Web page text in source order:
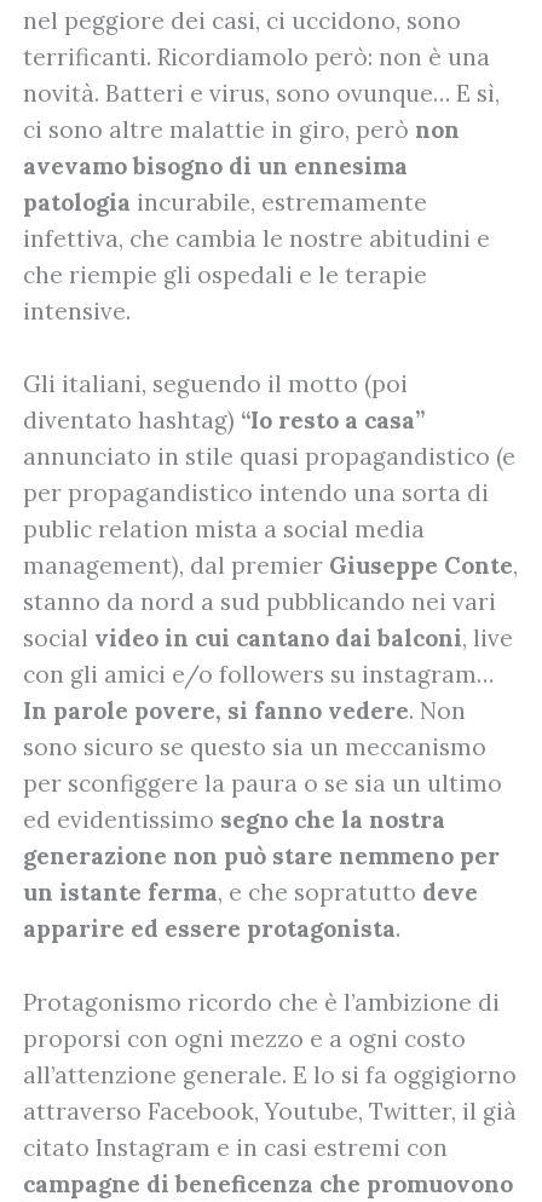
nel peggiore dei casi, ci uccidono, sono
terrificanti. Ricordiamolo però: non è una
novità. Batteri e virus, sono ovunque… E sì,
ci sono altre malattie in giro, però non
avevamo bisogno di un ennesima
patologia incurabile, estremamente
infettiva, che cambia le nostre abitudini e
che riempie gli ospedali e le terapie
intensive.
Gli italiani, seguendo il motto (poi
diventato hashtag) “Io resto a casa”
annunciato in stile quasi propagandistico (e
per propagandistico intendo una sorta di
public relation mista a social media
management), dal premier Giuseppe Conte,
stanno da nord a sud pubblicando nei vari
social video in cui cantano dai balconi, live
con gli amici e/o followers su instagram…
In parole povere, si fanno vedere. Non
sono sicuro se questo sia un meccanismo
per sconfiggere la paura o se sia un ultimo
ed evidentissimo segno che la nostra
generazione non può stare nemmeno per
un istante ferma, e che sopratutto deve
apparire ed essere protagonista.
Protagonismo ricordo che è l’ambizione di
proporsi con ogni mezzo e a ogni costo
all’attenzione generale. E lo si fa oggigiorno
attraverso Facebook, Youtube, Twitter, il già
citato Instagram e in casi estremi con
campagne di beneficenza che promuovono